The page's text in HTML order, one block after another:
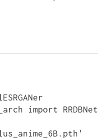
import RRDBNet